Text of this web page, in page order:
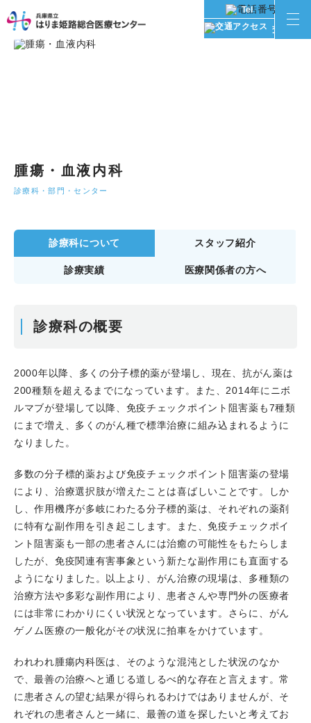
交通アク
Tel
腫瘍・血液内科
診療科・部門・センター
診療科について スタッフ紹介
診療実績 医療関係者の方へ
診療科の概要
2000年以降、多くの分子標的薬が登場し、現在、抗がん薬は
200種類を超えるまでになっています。また、2014年にニボ
ルマブが登場して以降、免疫チェックポイント阻害薬も7種類
にまで増え、多くのがん種で標準治療に組み込まれるように
なりました。
多数の分子標的薬および免疫チェックポイント阻害薬の登場
により、治療選択肢が増えたことは喜ばしいことです。しか
し、作用機序が多岐にわたる分子標的薬は、それぞれの薬剤
に特有な副作用を引き起こします。また、免疫チェックポイ
ント阻害薬も一部の患者さんには治癒の可能性をもたらしま
したが、免疫関連有害事象という新たな副作用にも直面する
ようになりました。以上より、がん治療の現場は、多種類の
治療方法や多彩な副作用により、患者さんや専門外の医療者
には非常にわかりにくい状況となっています。さらに、がん
ゲノム医療の一般化がその状況に拍車をかけています。
われわれ腫瘍内科医は、そのような混沌とした状況のなか
で、最善の治療へと通じる道しるべ的な存在と言えます。常
に患者さんの望む結果が得られるわけではありませんが、そ
れぞれの患者さんと一緒に、最善の道を探したいと考えてお